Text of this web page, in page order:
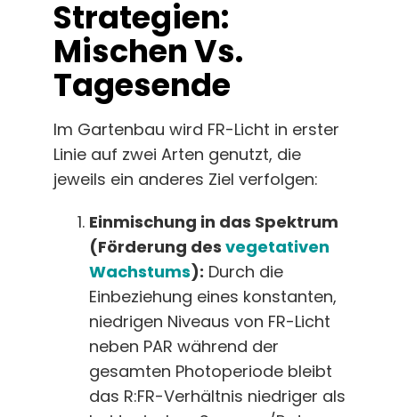
Strategien:
Mischen Vs.
Tagesende
Im Gartenbau wird FR-Licht in erster
Linie auf zwei Arten genutzt, die
jeweils ein anderes Ziel verfolgen:
Einmischung in das Spektrum
(Förderung des vegetativen
Wachstums): Durch die
Einbeziehung eines konstanten,
niedrigen Niveaus von FR-Licht
neben PAR während der
gesamten Photoperiode bleibt
das R:FR-Verhältnis niedriger als